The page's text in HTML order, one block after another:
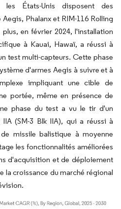
les États-Unis disposent des
Phalanx et RIM-116 Rolling
en février 2024, l'installation
à Kauai, Hawaï, a réussi à
test multi-capteurs. Cette phase
d'armes Aegis à suivre et à
impliquant une cible de
portée, même en présence de
phase du test a vu le tir d'un
(SM-3 Blk IIA), qui a réussi à
missile balistique à moyenne
les fonctionnalités améliorées
d'acquisition et de déploiement
la croissance du marché régional